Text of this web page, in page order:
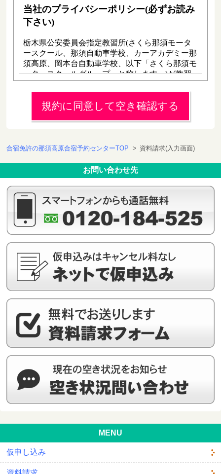
規約に同意して空き確認する
合宿免許の那須高原合宿予約センターTOP > 資料請求(入力画面)
お問い合わせ先
MENU
仮申し込み